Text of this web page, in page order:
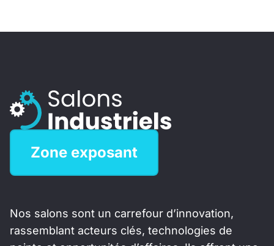
Zone exposant
Nos salons sont un carrefour d’innovation,
rassemblant acteurs clés, technologies de